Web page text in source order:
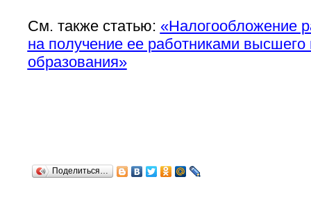
См. также статью: «Налогообложение
на получение ее работниками высшего
образования»
Поделиться…